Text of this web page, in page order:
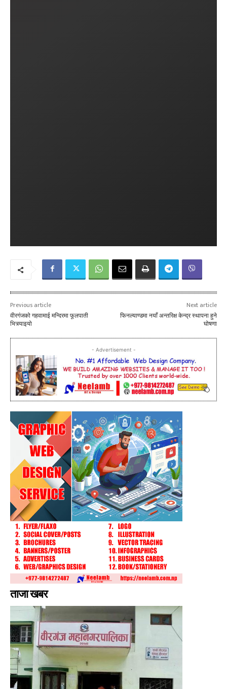
Previous article
वीरगंजको गहवामाई मन्दिरमा फूलपाती
भित्र्याइयो
Next article
फिनल्याण्डमा नयाँ अन्तरिक्ष केन्द्र स्थापना हुने
घोषणा
- Advertisement -
ताजा खबर